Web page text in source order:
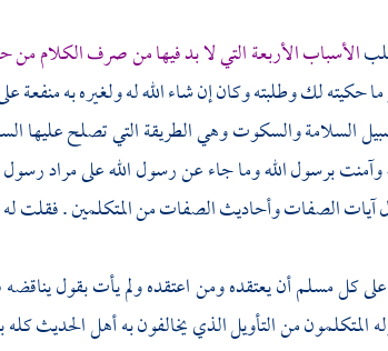
الأسباب الأربعة التي لا بد فيها من صرف الكلام من
لك وطلبته وكان إن شاء الله له ولغيره به منفعة
السلامة والسكوت وهي الطريقة التي تصلح عليها
وآمنت برسول الله وما جاء عن رسول الله على مراد
آيات الصفات وأحاديث الصفات من المتكلمين . فقلت
كل مسلم أن يعتقده ومن اعتقده ولم يأت بقول يناقضه
من التأويل الذي يخالفون بهأهل الحديثكله